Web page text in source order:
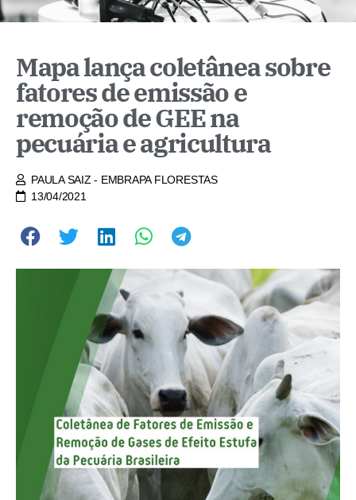
Mapa lança coletânea sobre
fatores de emissão e
remoção de GEE na
pecuária e agricultura
PAULA SAIZ - EMBRAPA FLORESTAS
13/04/2021